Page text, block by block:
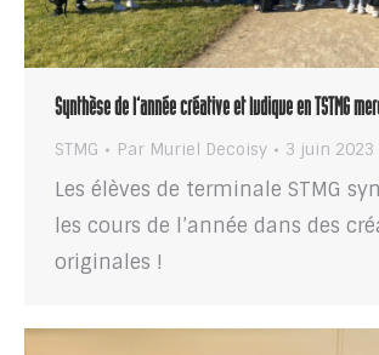
Synthèse de l’année créative et ludique en TSTMG
STMG Par Muriel Decoisy 3 juin 2023
Les élèves de terminale STMG
les cours de l’année dans des
originales !